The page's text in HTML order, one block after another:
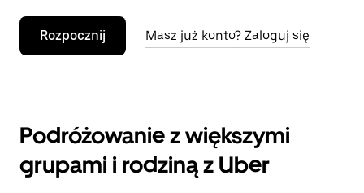
Rozpocznij Masz już konto? Zaloguj się
Podróżowanie z większymi
grupami i rodziną z Uber